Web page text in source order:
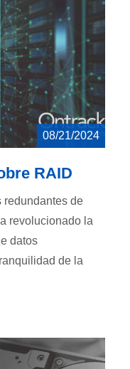
08/21/2024
RAID
redundantes de
revolucionado la
datos
de la